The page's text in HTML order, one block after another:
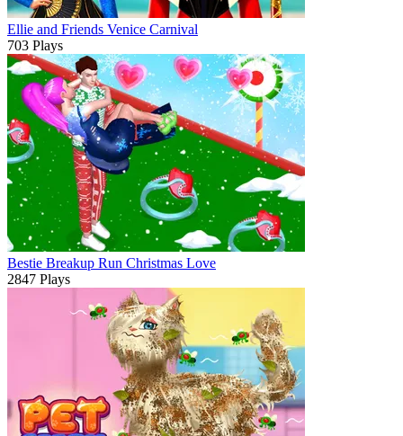
Ellie and Friends Venice Carnival
703 Plays
Bestie Breakup Run Christmas Love
2847 Plays